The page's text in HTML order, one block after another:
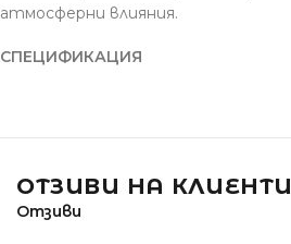
атмосферни влияния.
СПЕЦИФИКАЦИЯ
ОТЗИВИ НА КЛИЕНТИ
Отзиви